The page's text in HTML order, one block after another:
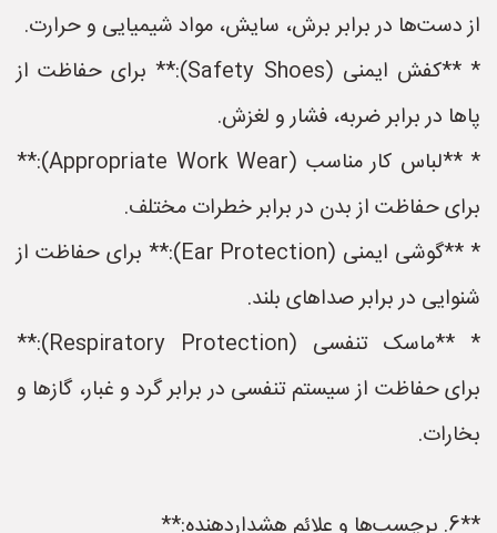
از دست‌ها در برابر برش، سایش، مواد شیمیایی و حرارت.
* **کفش ایمنی (Safety Shoes):** برای حفاظت از
پاها در برابر ضربه، فشار و لغزش.
* **لباس کار مناسب (Appropriate Work Wear):**
برای حفاظت از بدن در برابر خطرات مختلف.
* **گوشی ایمنی (Ear Protection):** برای حفاظت از
شنوایی در برابر صداهای بلند.
* **ماسک تنفسی (Respiratory Protection):**
برای حفاظت از سیستم تنفسی در برابر گرد و غبار، گازها و
بخارات.
**6. برچسب‌ها و علائم هشداردهنده:**